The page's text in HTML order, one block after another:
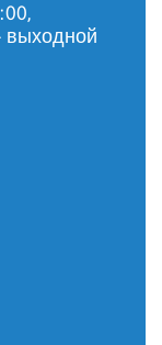
выходной